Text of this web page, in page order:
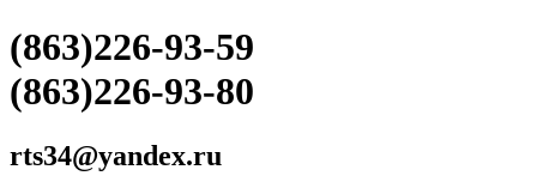
(863)226-93-59
(863)226-93-80
rts34@yandex.ru